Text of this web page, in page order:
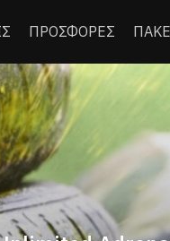
ΠΡΟΣΦΟΡΕΣ